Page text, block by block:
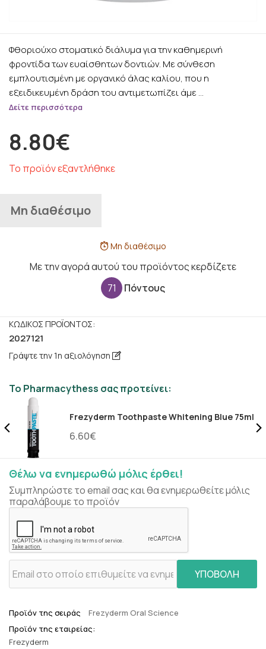
Φθοριούχο στοματικό διάλυμα για την καθημερινή
φροντίδα των ευαίσθητων δοντιών. Με σύνθεση
εμπλουτισμένη με οργανικό άλας καλίου, που η
εξειδικευμένη δράση του αντιμετωπίζει άμε …
Δείτε περισσότερα
8.80€
Το προϊόν εξαντλήθηκε
Μη διαθέσιμο
Μη διαθέσιμο
Με την αγορά αυτού του προϊόντος κερδίζετε
71
Πόντους
ΚΩΔΙΚΌΣ ΠΡΟΪΌΝΤΟΣ:
2027121
Γράψτε την 1η αξιολόγηση
Το Pharmacythess σας προτείνει:
Frezyderm Toothpaste Whitening Blue 75ml
6.60€
Θέλω να ενημερωθώ μόλις έρθει!
Συμπληρώστε το email σας και θα ενημερωθείτε μόλις
παραλάβουμε το προϊόν
ΥΠΟΒΟΛΗ
Προϊόν της σειράς
Frezyderm Oral Science
Προϊόν της εταιρείας:
Frezyderm